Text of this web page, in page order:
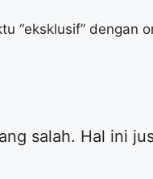
“eksklusif” dengan
salah. Hal ini